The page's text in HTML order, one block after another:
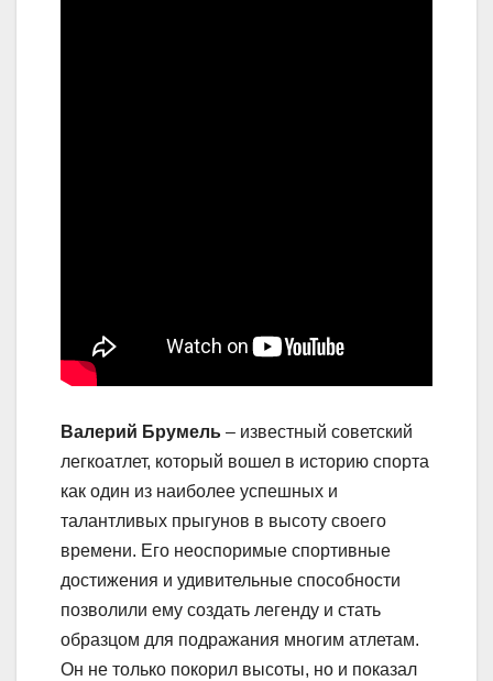
Валерий Брумель – известный советский
легкоатлет, который вошел в историю спорта
как один из наиболее успешных и
талантливых прыгунов в высоту своего
времени. Его неоспоримые спортивные
достижения и удивительные способности
позволили ему создать легенду и стать
образцом для подражания многим атлетам.
Он не только покорил высоты, но и показал